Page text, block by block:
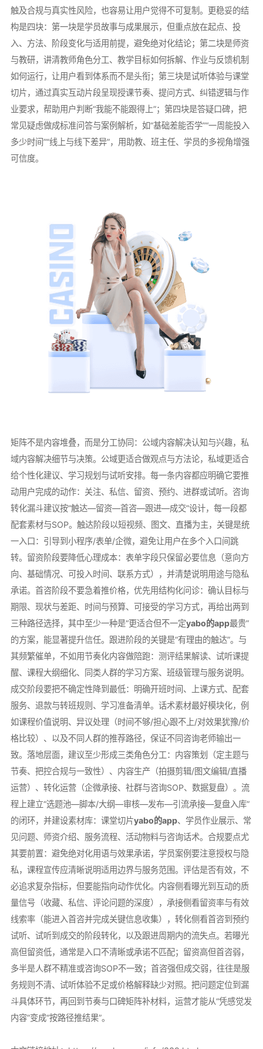
触及合规与真实性风险，也容易让用户觉得不可复制。更稳妥的结
构是四块：第一块是学员故事与成果展示，但重点放在起点、投
入、方法、阶段变化与适用前提，避免绝对化结论；第二块是师资
与教研，讲清教师角色分工、教学目标如何拆解、作业与反馈机制
如何运行，让用户看到体系而不是头衔；第三块是试听体验与课堂
切片，通过真实互动片段呈现授课节奏、提问方式、纠错逻辑与作
业要求，帮助用户判断“我能不能跟得上”；第四块是答疑口碑，把
常见疑虑做成标准问答与案例解析，如“基础差能否学”“一周能投入
多少时间”“线上与线下差异”，用助教、班主任、学员的多视角增强
可信度。
矩阵不是内容堆叠，而是分工协同：公域内容解决认知与兴趣，私
域内容解决细节与决策。公域更适合做观点与方法论，私域更适合
给个性化建议、学习规划与试听安排。每一条内容都应明确它要推
动用户完成的动作：关注、私信、留资、预约、进群或试听。咨询
转化漏斗建议按“触达—留资—首咨—跟进—成交”设计，每一段都
配套素材与SOP。触达阶段以短视频、图文、直播为主，关键是统
一入口：引导到小程序/表单/企微，避免让用户在多个入口间跳
转。留资阶段要降低心理成本：表单字段只保留必要信息（意向方
向、基础情况、可投入时间、联系方式），并清楚说明用途与隐私
承诺。首咨阶段不要急着推价格，优先用结构化问诊：确认目标与
期限、现状与差距、时间与预算、可接受的学习方式，再给出两到
三种路径选择，其中至少一种是“更适合但不一定yabo的app最贵”
的方案，能显著提升信任。跟进阶段的关键是“有理由的触达”。与
其频繁催单，不如用节奏化内容做陪跑：测评结果解读、试听课提
醒、课程大纲细化、同类人群的学习方案、班级管理与服务说明。
成交阶段要把不确定性降到最低：明确开班时间、上课方式、配套
服务、退款与转班规则、学习准备清单。话术素材最好模块化，例
如课程价值说明、异议处理（时间不够/担心跟不上/对效果犹豫/价
格比较）、以及不同人群的推荐路径，保证不同咨询老师输出一
致。落地层面，建议至少形成三类角色分工：内容策划（定主题与
节奏、把控合规与一致性）、内容生产（拍摄剪辑/图文编辑/直播
运营）、转化运营（企微承接、社群与咨询SOP、数据复盘）。流
程上建立“选题池—脚本/大纲—审核—发布—引流承接—复盘入库”
的闭环，并建设素材库：课堂切片yabo的app、学员作业展示、常
见问题、师资介绍、服务流程、活动物料与咨询话术。合规要点尤
其要前置：避免绝对化用语与效果承诺，学员案例要注意授权与隐
私，课程宣传应清晰说明适用边界与服务范围。评估是否有效，不
必追求复杂指标，但要能指向动作优化。内容侧看曝光到互动的质
量信号（收藏、私信、评论问题的深度），承接侧看留资率与有效
线索率（能进入首咨并完成关键信息收集），转化侧看首咨到预约
试听、试听到成交的阶段转化，以及跟进周期内的流失点。若曝光
高但留资低，通常是入口不清晰或承诺不匹配；留资高但首咨弱，
多半是人群不精准或咨询SOP不一致；首咨强但成交弱，往往是服
务规则不清、试听体验不足或价格解释缺少对照。把问题定位到漏
斗具体环节，再回到节奏与口碑矩阵补材料，运营才能从“凭感觉发
内容”变成“按路径推结果”。